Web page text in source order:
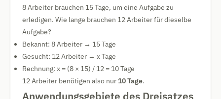
8 Arbeiter brauchen 15 Tage, um eine Aufgabe zu
erledigen. Wie lange brauchen 12 Arbeiter für dieselbe
Aufgabe?
Bekannt: 8 Arbeiter → 15 Tage
Gesucht: 12 Arbeiter → x Tage
Rechnung: x = (8 × 15) / 12 = 10 Tage
12 Arbeiter benötigen also nur 10 Tage.
Anwendungsgebiete des Dreisatzes